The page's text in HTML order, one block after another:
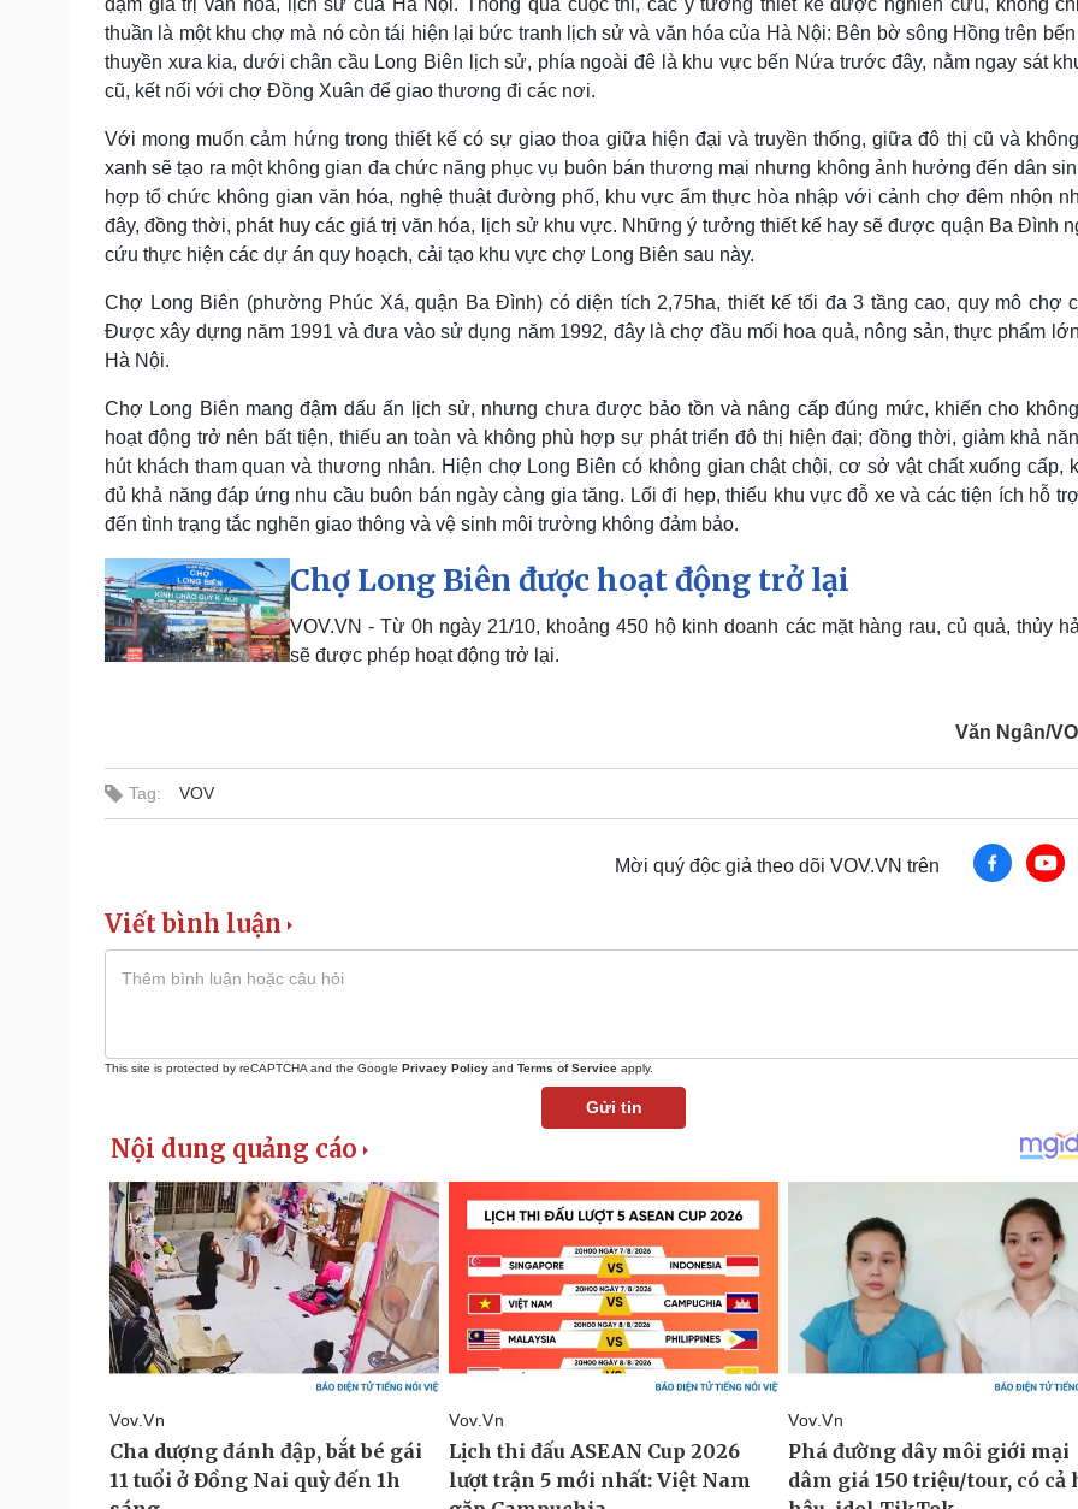
thuần là một khu chợ mà nó còn tái hiện lại bức tranh lịch sử và văn hóa của Hà Nội: Bên bờ sông Hồng trên
thuyền xưa kia, dưới chân cầu Long Biên lịch sử, phía ngoài đê là khu vực bến Nứa trước đây, nằm ngay sát
cũ, kết nối với chợ Đồng Xuân để giao thương đi các nơi.
Với mong muốn cảm hứng trong thiết kế có sự giao thoa giữa hiện đại và truyền thống, giữa đô thị cũ và
xanh sẽ tạo ra một không gian đa chức năng phục vụ buôn bán thương mại nhưng không ảnh hưởng đến dân
hợp tổ chức không gian văn hóa, nghệ thuật đường phố, khu vực ẩm thực hòa nhập với cảnh chợ đêm nhộn
đây, đồng thời, phát huy các giá trị văn hóa, lịch sử khu vực. Những ý tưởng thiết kế hay sẽ được quận Ba Đình
cứu thực hiện các dự án quy hoạch, cải tạo khu vực chợ Long Biên sau này.
Chợ Long Biên (phường Phúc Xá, quận Ba Đình) có diện tích 2,75ha, thiết kế tối đa 3 tầng cao, quy mô chợ
Được xây dựng năm 1991 và đưa vào sử dụng năm 1992, đây là chợ đầu mối hoa quả, nông sản, thực phẩm
Hà Nội.
Chợ Long Biên mang đậm dấu ấn lịch sử, nhưng chưa được bảo tồn và nâng cấp đúng mức, khiến cho
hoạt động trở nên bất tiện, thiếu an toàn và không phù hợp sự phát triển đô thị hiện đại; đồng thời, giảm khả
hút khách tham quan và thương nhân. Hiện chợ Long Biên có không gian chật chội, cơ sở vật chất xuống cấp,
đủ khả năng đáp ứng nhu cầu buôn bán ngày càng gia tăng. Lối đi hẹp, thiếu khu vực đỗ xe và các tiện ích hỗ
đến tình trạng tắc nghẽn giao thông và vệ sinh môi trường không đảm bảo.
Chợ Long Biên được hoạt động trở lại
VOV.VN - Từ 0h ngày 21/10, khoảng 450 hộ kinh doanh các mặt hàng rau, củ quả, thủy
sẽ được phép hoạt động trở lại.
Văn Ngân/
Tag: VOV
Mời quý độc giả theo dõi VOV.VN trên
Viết bình luận
This site is protected by reCAPTCHA and the Google Privacy Policy and Terms of Service apply.
Gửi tin